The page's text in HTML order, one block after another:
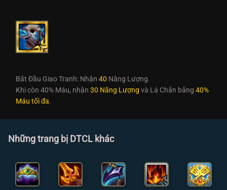
Bắt Đầu Giao Tranh: Nhận 40 Năng Lượng.
Khi còn 40% Máu, nhận 30 Năng Lượng và Lá Chắn bằng 40%
Máu tối đa.
Những trang bị DTCL khác